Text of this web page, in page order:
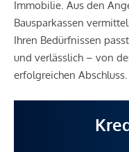
Immobilie. Aus den
Bausparkassen
Ihren Bedürfnissen
und verlässlich – von
erfolgreichen Abschluss.